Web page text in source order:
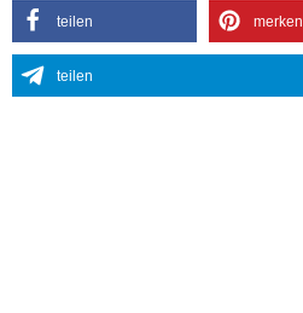
teilen merken
teilen